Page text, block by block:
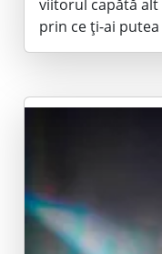
viitorul capătă alt
prin ce ți-ai